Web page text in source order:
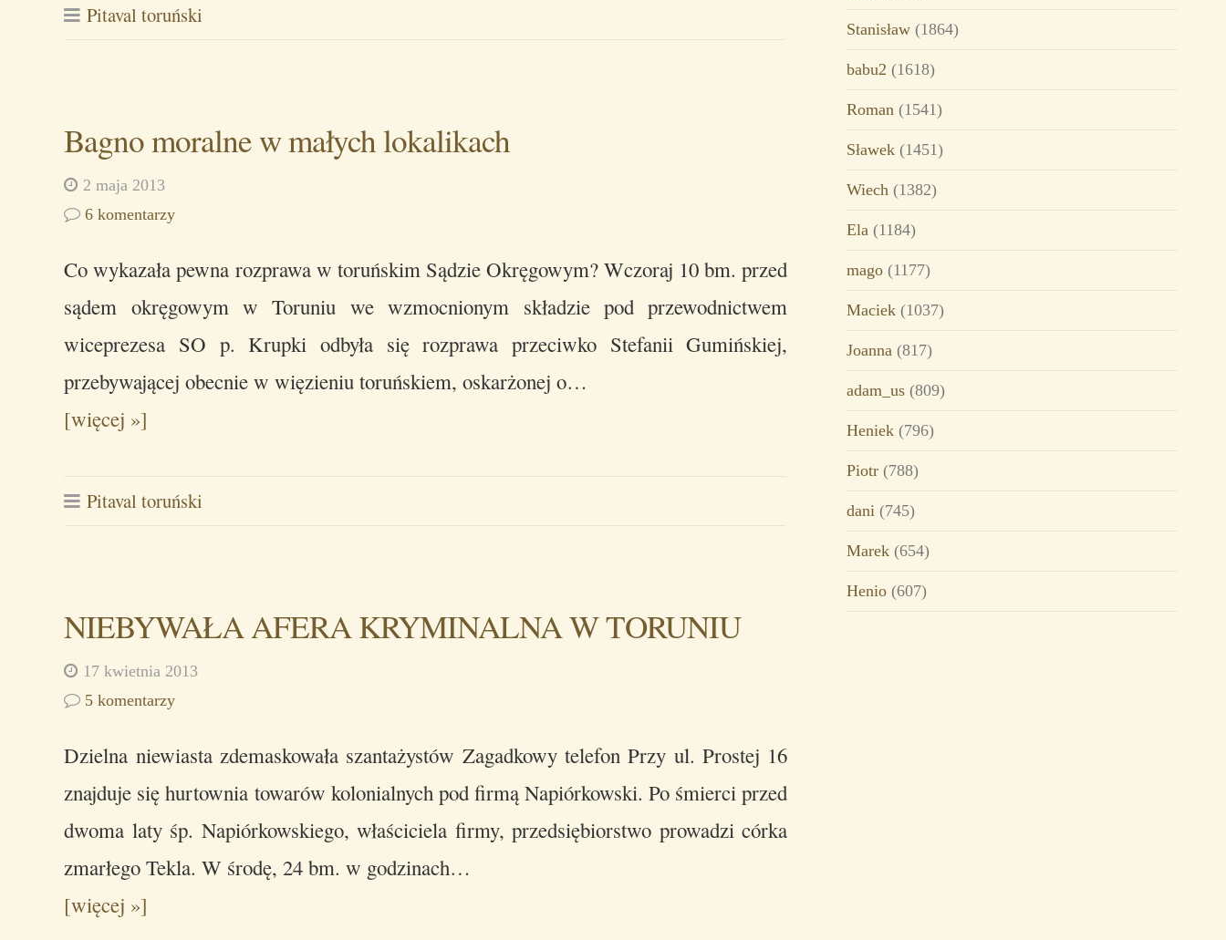
Pitaval toruński
Bagno moralne w małych lokalikach
2 maja 2013
6 komentarzy
Co wykazała pewna rozprawa w toruńskim Sądzie Okręgowym? Wczoraj 10 bm. przed
sądem okręgowym w Toruniu we wzmocnionym składzie pod przewodnictwem
wiceprezesa SO p. Krupki odbyła się rozprawa przeciwko Stefanii Gumińskiej,
przebywającej obecnie w więzieniu toruńskiem, oskarżonej o…
[więcej »]
Pitaval toruński
NIEBYWAŁA AFERA KRYMINALNA W TORUNIU
17 kwietnia 2013
5 komentarzy
Dzielna niewiasta zdemaskowała szantażystów Zagadkowy telefon Przy ul. Prostej 16
znajduje się hurtownia towarów kolonialnych pod firmą Napiórkowski. Po śmierci przed
dwoma laty śp. Napiórkowskiego, właściciela firmy, przedsiębiorstwo prowadzi córka
zmarłego Tekla. W środę, 24 bm. w godzinach…
[więcej »]
Stanisław(1864)
babu2 (1618)
Roman(1541)
Sławek(1451)
Wiech(1382)
Ela(1184)
mago(1177)
Maciek(1037)
Joanna(817)
adam_us(809)
Heniek(796)
Piotr(788)
dani(745)
Marek(654)
Henio(607)